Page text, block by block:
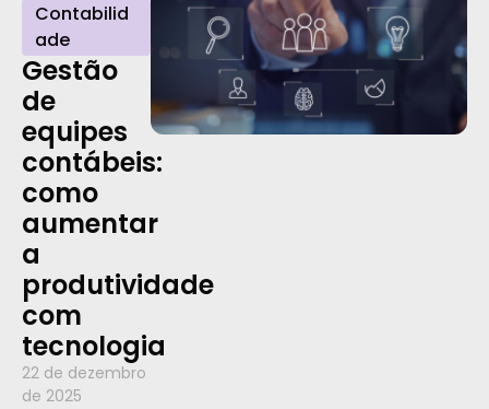
Contabilid
ade
Gestão
de
equipes
contábeis:
como
aumentar
a
produtividade
com
tecnologia
22 de dezembro
de 2025